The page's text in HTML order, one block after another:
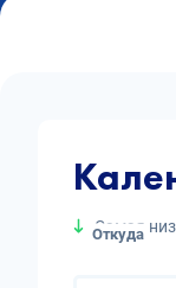
Самая
Откуда